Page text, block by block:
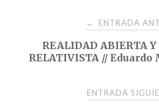
Navegación
← ENTRADA
REALIDAD ABIERTA Y
RELATIVISTA //
ENTRADA